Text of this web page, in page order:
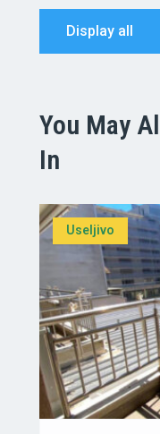
Display all
You May
In
Useljivo